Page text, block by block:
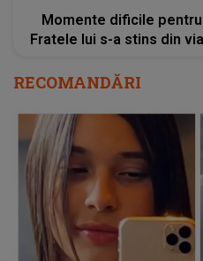
Momente dificile pentru
Fratele lui s-a stins din
RECOMANDĂRI